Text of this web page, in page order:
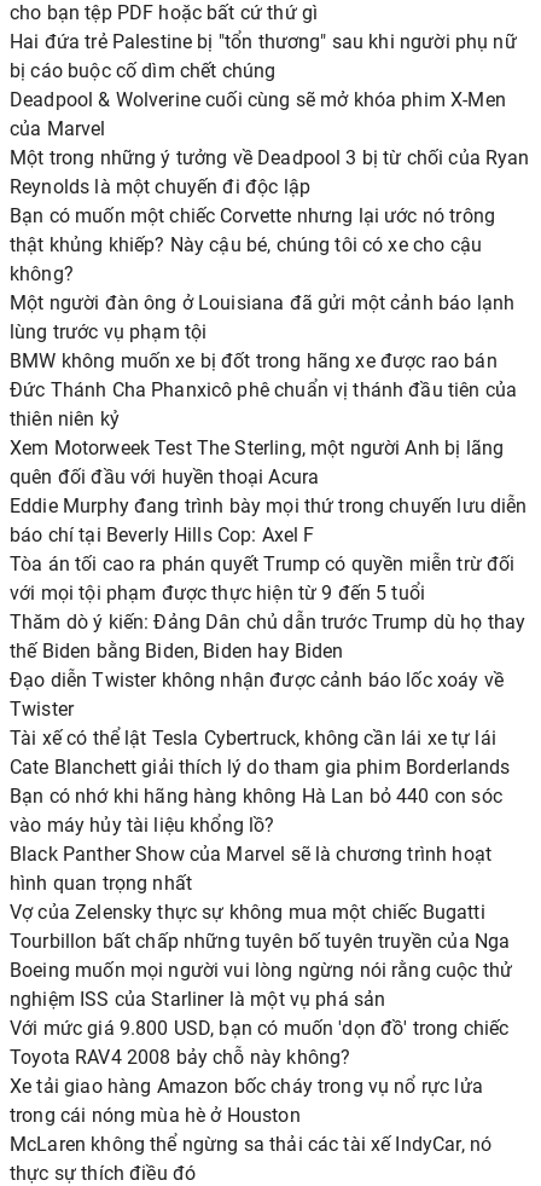
cho bạn tệp PDF hoặc bất cứ thứ gì
Hai đứa trẻ Palestine bị "tổn thương" sau khi người phụ nữ
bị cáo buộc cố dìm chết chúng
Deadpool & Wolverine cuối cùng sẽ mở khóa phim X-Men
của Marvel
Một trong những ý tưởng về Deadpool 3 bị từ chối của Ryan
Reynolds là một chuyến đi độc lập
Bạn có muốn một chiếc Corvette nhưng lại ước nó trông
thật khủng khiếp? Này cậu bé, chúng tôi có xe cho cậu
không?
Một người đàn ông ở Louisiana đã gửi một cảnh báo lạnh
lùng trước vụ phạm tội
BMW không muốn xe bị đốt trong hãng xe được rao bán
Đức Thánh Cha Phanxicô phê chuẩn vị thánh đầu tiên của
thiên niên kỷ
Xem Motorweek Test The Sterling, một người Anh bị lãng
quên đối đầu với huyền thoại Acura
Eddie Murphy đang trình bày mọi thứ trong chuyến lưu diễn
báo chí tại Beverly Hills Cop: Axel F
Tòa án tối cao ra phán quyết Trump có quyền miễn trừ đối
với mọi tội phạm được thực hiện từ 9 đến 5 tuổi
Thăm dò ý kiến: Đảng Dân chủ dẫn trước Trump dù họ thay
thế Biden bằng Biden, Biden hay Biden
Đạo diễn Twister không nhận được cảnh báo lốc xoáy về
Twister
Tài xế có thể lật Tesla Cybertruck, không cần lái xe tự lái
Cate Blanchett giải thích lý do tham gia phim Borderlands
Bạn có nhớ khi hãng hàng không Hà Lan bỏ 440 con sóc
vào máy hủy tài liệu khổng lồ?
Black Panther Show của Marvel sẽ là chương trình hoạt
hình quan trọng nhất
Vợ của Zelensky thực sự không mua một chiếc Bugatti
Tourbillon bất chấp những tuyên bố tuyên truyền của Nga
Boeing muốn mọi người vui lòng ngừng nói rằng cuộc thử
nghiệm ISS của Starliner là một vụ phá sản
Với mức giá 9.800 USD, bạn có muốn 'dọn đồ' trong chiếc
Toyota RAV4 2008 bảy chỗ này không?
Xe tải giao hàng Amazon bốc cháy trong vụ nổ rực lửa
trong cái nóng mùa hè ở Houston
McLaren không thể ngừng sa thải các tài xế IndyCar, nó
thực sự thích điều đó